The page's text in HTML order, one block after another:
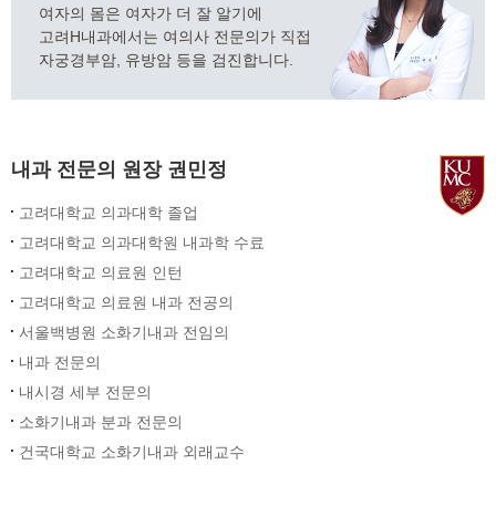
여자의 몸은 여자가 더 잘 알기에
고려H내과에서는 여의사 전문의가 직접
자궁경부암, 유방암 등을 검진합니다.
내과 전문의 원장 권민정
고려대학교 의과대학 졸업
고려대학교 의과대학원 내과학 수료
고려대학교 의료원 인턴
고려대학교 의료원 내과 전공의
서울백병원 소화기내과 전임의
내과 전문의
내시경 세부 전문의
소화기내과 분과 전문의
건국대학교 소화기내과 외래교수